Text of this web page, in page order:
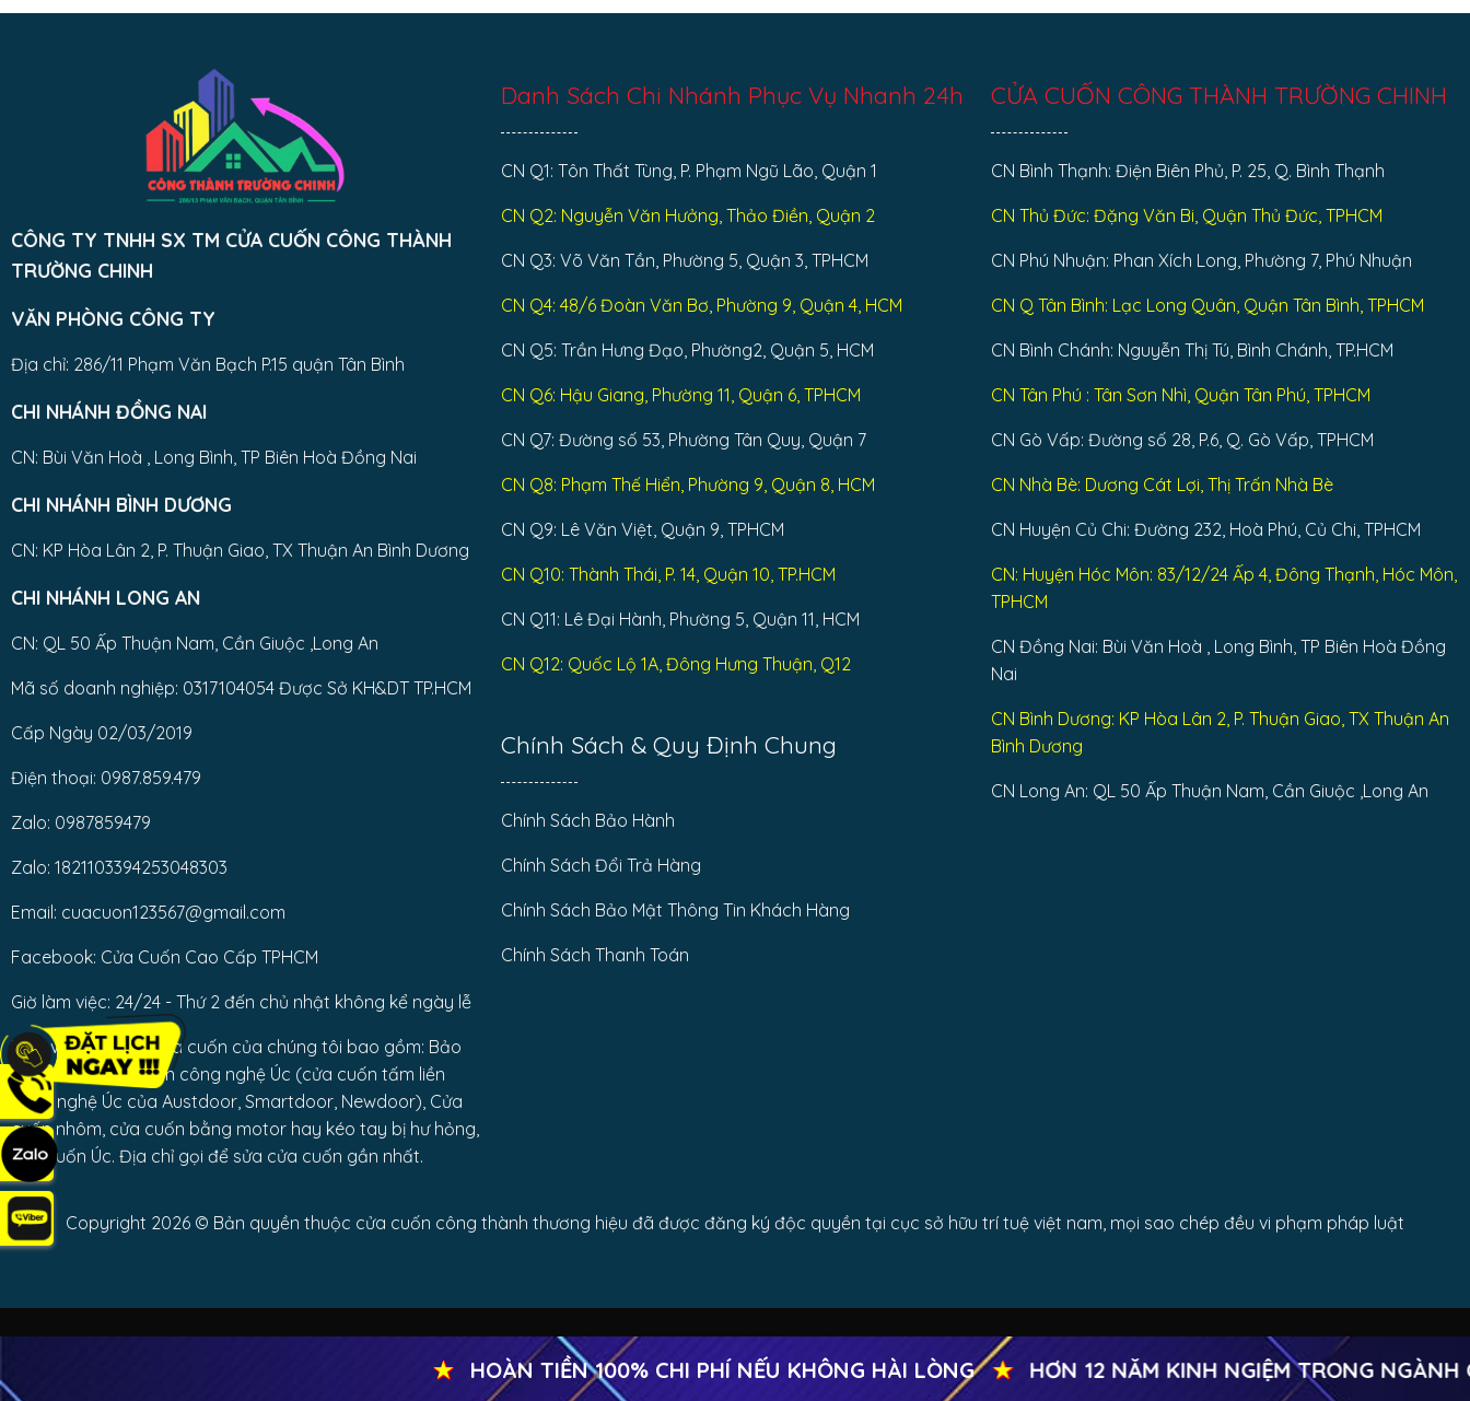
Chánh
CÔNG TY TNHH SX TM CỬA CUỐN CÔNG THÀNH
TRƯỜNG CHINH
VĂN PHÒNG CÔNG TY
Địa chỉ: 286/11 Phạm Văn Bạch P.15 quận Tân Bình
CHI NHÁNH ĐỒNG NAI
CN: Bùi Văn Hoà , Long Bình, TP Biên Hoà Đồng Nai
CHI NHÁNH BÌNH DƯƠNG
CN: KP Hòa Lân 2, P. Thuận Giao, TX Thuận An Bình Dương
CHI NHÁNH LONG AN
CN: QL 50 Ấp Thuận Nam, Cần Giuộc ,Long An
Mã số doanh nghiệp: 0317104054 Được Sở KH&DT TP.HCM
Cấp Ngày 02/03/2019
Điện thoại: 0987.859.479
Zalo: 0987859479
Zalo: 1821103394253048303
Email: cuacuon123567@gmail.com
Facebook: Cửa Cuốn Cao Cấp TPHCM
Giờ làm việc: 24/24 - Thứ 2 đến chủ nhật không kể ngày lễ
Dịch vụ sửa chữa cửa cuốn của chúng tôi bao gồm: Bảo
trì các loại cửa cuốn công nghệ Úc (cửa cuốn tấm liền
công nghệ Úc của Austdoor, Smartdoor, Newdoor), Cửa
cuốn nhôm, cửa cuốn bằng motor hay kéo tay bị hư hỏng,
cửa cuốn Úc. Địa chỉ gọi để sửa cửa cuốn gần nhất.
Danh Sách Chi Nhánh Phục Vụ Nhanh 24h
CN Q1: Tôn Thất Tùng, P. Phạm Ngũ Lão, Quận 1
CN Q2: Nguyễn Văn Hưởng, Thảo Điền, Quận 2
CN Q3: Võ Văn Tần, Phường 5, Quận 3, TPHCM
CN Q4: 48/6 Đoàn Văn Bơ, Phường 9, Quận 4, HCM
CN Q5: Trần Hưng Đạo, Phường2, Quận 5, HCM
CN Q6: Hậu Giang, Phường 11, Quận 6, TPHCM
CN Q7: Đường số 53, Phường Tân Quy, Quận 7
CN Q8: Phạm Thế Hiển, Phường 9, Quận 8, HCM
CN Q9: Lê Văn Việt, Quận 9, TPHCM
CN Q10: Thành Thái, P. 14, Quận 10, TP.HCM
CN Q11: Lê Đại Hành, Phường 5, Quận 11, HCM
CN Q12: Quốc Lộ 1A, Đông Hưng Thuận, Q12
Chính Sách & Quy Định Chung
Chính Sách Bảo Hành
Chính Sách Đổi Trả Hàng
Chính Sách Bảo Mật Thông Tin Khách Hàng
Chính Sách Thanh Toán
CỬA CUỐN CÔNG THÀNH TRƯỜNG CHINH
CN Bình Thạnh: Điện Biên Phủ, P. 25, Q. Bình Thạnh
CN Thủ Đức: Đặng Văn Bi, Quận Thủ Đức, TPHCM
CN Phú Nhuận: Phan Xích Long, Phường 7, Phú Nhuận
CN Q Tân Bình: Lạc Long Quân, Quận Tân Bình, TPHCM
CN Bình Chánh: Nguyễn Thị Tú, Bình Chánh, TP.HCM
CN Tân Phú : Tân Sơn Nhì, Quận Tân Phú, TPHCM
CN Gò Vấp: Đường số 28, P.6, Q. Gò Vấp, TPHCM
CN Nhà Bè: Dương Cát Lợi, Thị Trấn Nhà Bè
CN Huyện Củ Chi: Đường 232, Hoà Phú, Củ Chi, TPHCM
CN: Huyện Hóc Môn: 83/12/24 Ấp 4, Đông Thạnh, Hóc Môn,
TPHCM
CN Đồng Nai: Bùi Văn Hoà , Long Bình, TP Biên Hoà Đồng
Nai
CN Bình Dương: KP Hòa Lân 2, P. Thuận Giao, TX Thuận An
Bình Dương
CN Long An: QL 50 Ấp Thuận Nam, Cần Giuộc ,Long An
Copyright 2026 © Bản quyền thuộc cửa cuốn công thành thương hiệu đã được đăng ký độc quyền tại cục sở hữu trí tuệ việt nam, mọi sao chép đều vi phạm pháp luật
HOÀN TIỀN 100% CHI PHÍ NẾU KHÔNG HÀI LÒNG ★ HƠN 12 NĂM KINH NGIỆM TRONG NGÀNH
Copyright 2026 ©Cửa cuốn Công Thành Trường Chinh